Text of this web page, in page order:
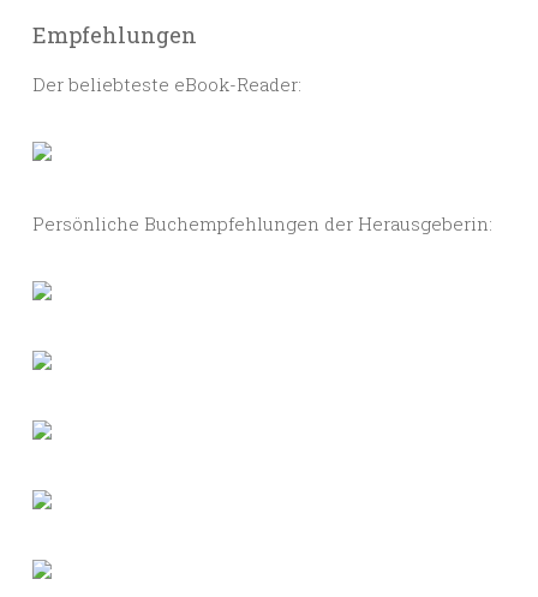
Empfehlungen
Der beliebteste eBook-Reader:
Persönliche Buchempfehlungen der Herausgeberin: